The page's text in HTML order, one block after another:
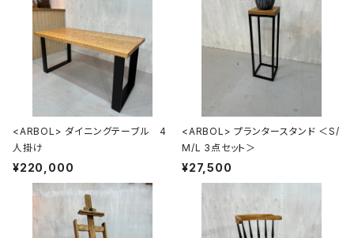
<ARBOL> ダイニングテーブル 4
人掛け
¥220,000
<ARBOL> プランタースタンド ＜S/
M/L 3点セット＞
¥27,500